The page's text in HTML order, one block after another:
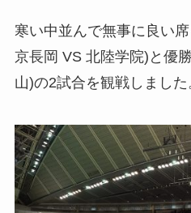
寒い中並んで無事に良い
京長岡 VS 北陸学院)と優
山)の2試合を観戦しました